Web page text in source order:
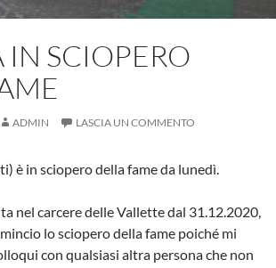
IN SCIOPERO
ADMIN LASCIA UN COMMENTO
è in sciopero della fame da lunedì.
nel carcere delle Vallette dal 31.12.2020,
lo sciopero della fame poiché mi
con qualsiasi altra persona che non